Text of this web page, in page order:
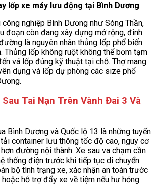
lốp xe máy lưu động tại Bình Dương
nghiệp Bình Dương như Sóng Thần,
đoạn còn đang xây dựng mở rộng, đinh
là nguyên nhân thủng lốp phổ biến
Thủng lốp không ruột không thể bơm tạm
vá lốp đúng kỹ thuật tại chỗ. Thợ mang
dụng và lốp dự phòng các size phổ
Sau Tai Nạn Trên Vành Đai 3 Và
Bình Dương và Quốc lộ 13 là những tuyến
container lưu thông tốc độ cao, nguy cơ
đường nội thành. Xe sau va chạm cần
thống điện trước khi tiếp tục di chuyển.
bộ tình trạng xe, xác nhận an toàn trước
hỗ trợ đẩy xe về tiệm nếu hư hỏng